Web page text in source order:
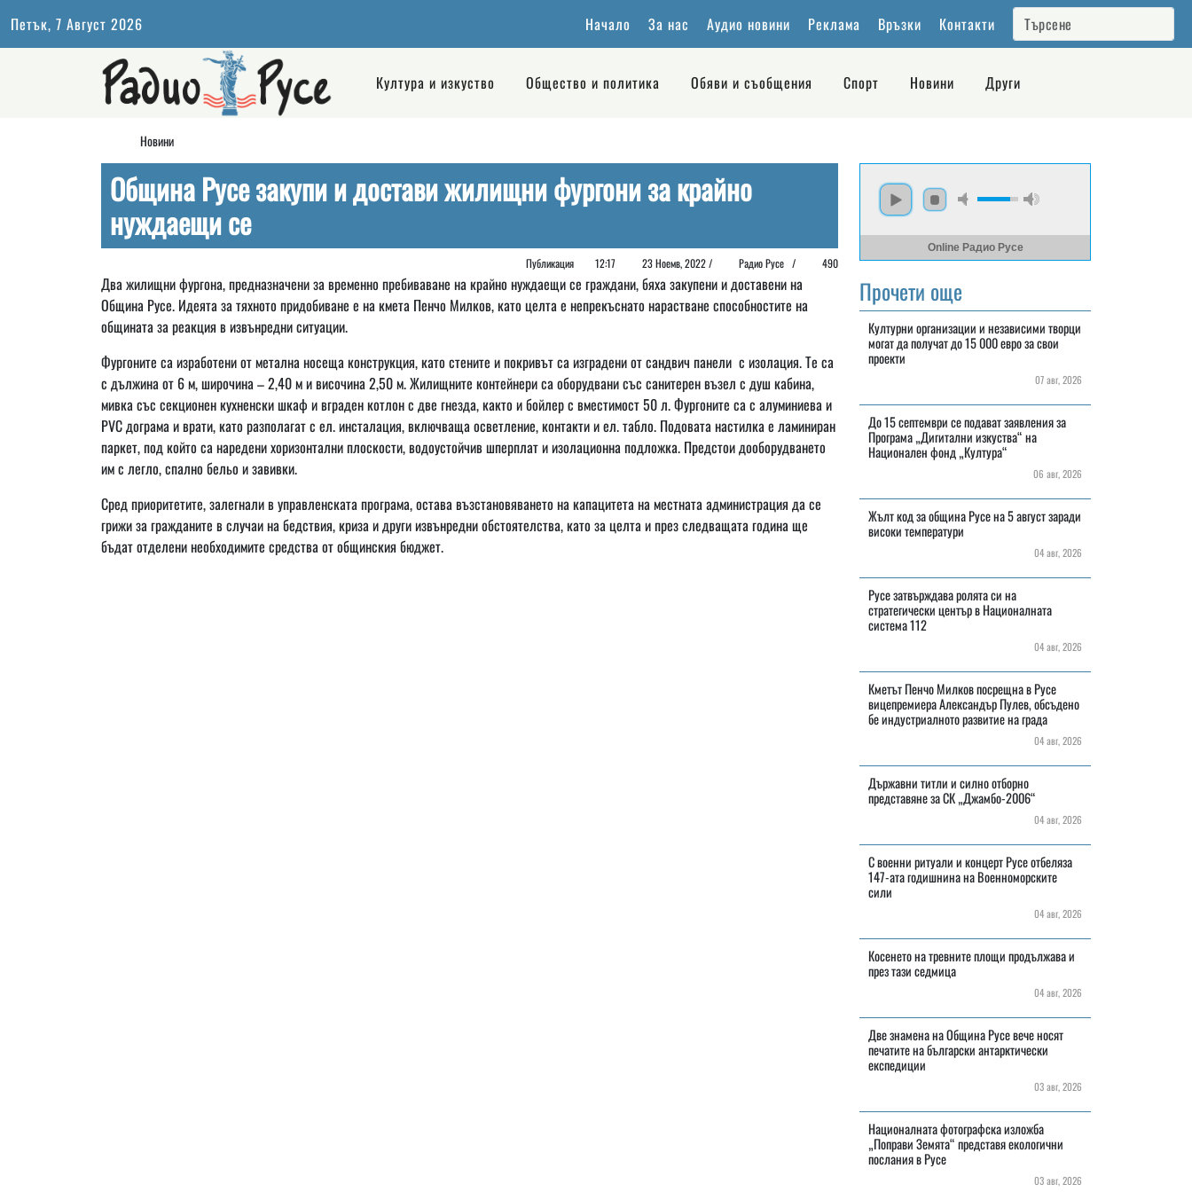
Петък, 7 Август 2026 Начало За нас Аудио новини Реклама Връзки Контакти
Култура и изкуство Общество и политика Обяви и съобщения Спорт Новини Други
Новини
Община Русе закупи и достави жилищни фургони за крайно
нуждаещи се
Публикация 12:17 23 Ноемв, 2022 / Радио Русе / 490
Два жилищни фургона, предназначени за временно пребиваване на крайно нуждаещи се граждани, бяха закупени и доставени на
Община Русе. Идеята за тяхното придобиване е на кмета Пенчо Милков, като целта е непрекъснато нарастване способностите на
общината за реакция в извънредни ситуации.
Фургоните са изработени от метална носеща конструкция, като стените и покривът са изградени от сандвич панели с изолация. Те са
с дължина от 6 м, широчина – 2,40 м и височина 2,50 м. Жилищните контейнери са оборудвани със санитерен възел с душ кабина,
мивка със секционен кухненски шкаф и вграден котлон с две гнезда, както и бойлер с вместимост 50 л. Фургоните са с алуминиева и
PVC дограма и врати, като разполагат с ел. инсталация, включваща осветление, контакти и ел. табло. Подовата настилка е ламиниран
паркет, под който са наредени хоризонтални плоскости, водоустойчив шперплат и изолационна подложка. Предстои дооборудването
им с легло, спално бельо и завивки.
Сред приоритетите, залегнали в управленската програма, остава възстановяването на капацитета на местната администрация да се
грижи за гражданите в случаи на бедствия, криза и други извънредни обстоятелства, като за целта и през следващата година ще
бъдат отделени необходимите средства от общинския бюджет.
Online Радио Русе
Прочети още
Културни организации и независими творци
могат да получат до 15 000 евро за свои
проекти
07 авг, 2026
До 15 септември се подават заявления за
Програма „Дигитални изкуства“ на
Национален фонд „Култура“
06 авг, 2026
Жълт код за община Русе на 5 август заради
високи температури
04 авг, 2026
Русе затвърждава ролята си на
стратегически център в Националната
система 112
04 авг, 2026
Кметът Пенчо Милков посрещна в Русе
вицепремиера Александър Пулев, обсъдено
бе индустриалното развитие на града
04 авг, 2026
Държавни титли и силно отборно
представяне за СК „Джамбо-2006“
04 авг, 2026
С военни ритуали и концерт Русе отбеляза
147-ата годишнина на Военноморските
сили
04 авг, 2026
Косенето на тревните площи продължава и
през тази седмица
04 авг, 2026
Две знамена на Община Русе вече носят
печатите на български антарктически
експедиции
03 авг, 2026
Националната фотографска изложба
„Поправи Земята“ представя екологични
послания в Русе
03 авг, 2026